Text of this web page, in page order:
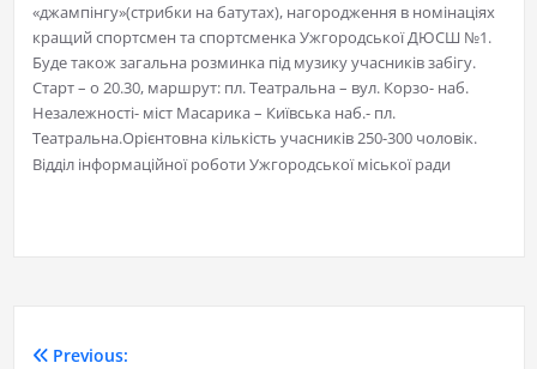
«джампінгу»(стрибки на батутах), нагородження в номінаціях
кращий спортсмен та спортсменка Ужгородської ДЮСШ №1.
Буде також загальна розминка під музику учасників забігу.
Старт – о 20.30, маршрут: пл. Театральна – вул. Корзо- наб.
Незалежності- міст Масарика – Київська наб.- пл.
Театральна.Орієнтовна кількість учасників 250-300 чоловік.
Відділ інформаційної роботи Ужгородської міської ради
Previous: